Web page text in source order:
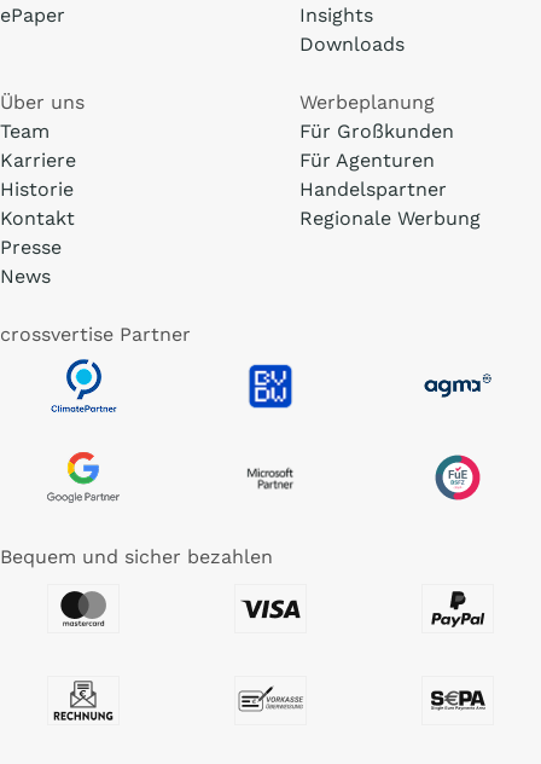
ePaper
Insights
Downloads
Über uns
Team
Karriere
Historie
Kontakt
Presse
News
Werbeplanung
Für Großkunden
Für Agenturen
Handelspartner
Regionale Werbung
crossvertise Partner
Bequem und sicher bezahlen